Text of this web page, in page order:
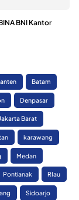
BNI Kantor
Batam
Denpasar
Jakarta Barat
karawang
Medan
Pontianak RIau
Sidoarjo